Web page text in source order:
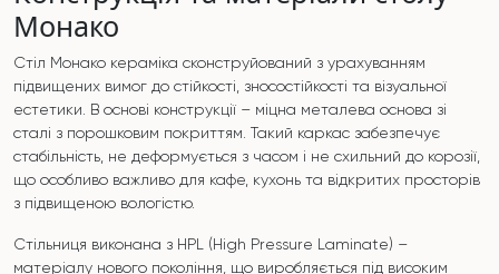
Монако
Стіл Монако кераміка сконструйований з урахуванням
підвищених вимог до стійкості, зносостійкості та візуальної
естетики. В основі конструкції – міцна металева основа зі
сталі з порошковим покриттям. Такий каркас забезпечує
стабільність, не деформується з часом і не схильний до корозії,
що особливо важливо для кафе, кухонь та відкритих просторів
з підвищеною вологістю.
Стільниця виконана з HPL (High Pressure Laminate) –
матеріалу нового покоління, що виробляється під високим